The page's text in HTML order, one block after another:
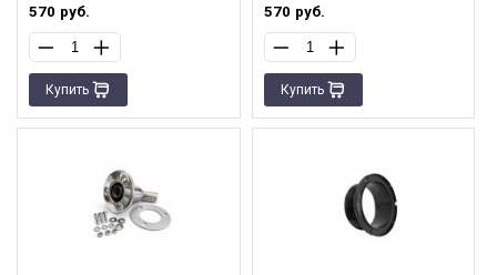
570 руб.
Купить
570 руб.
Купить